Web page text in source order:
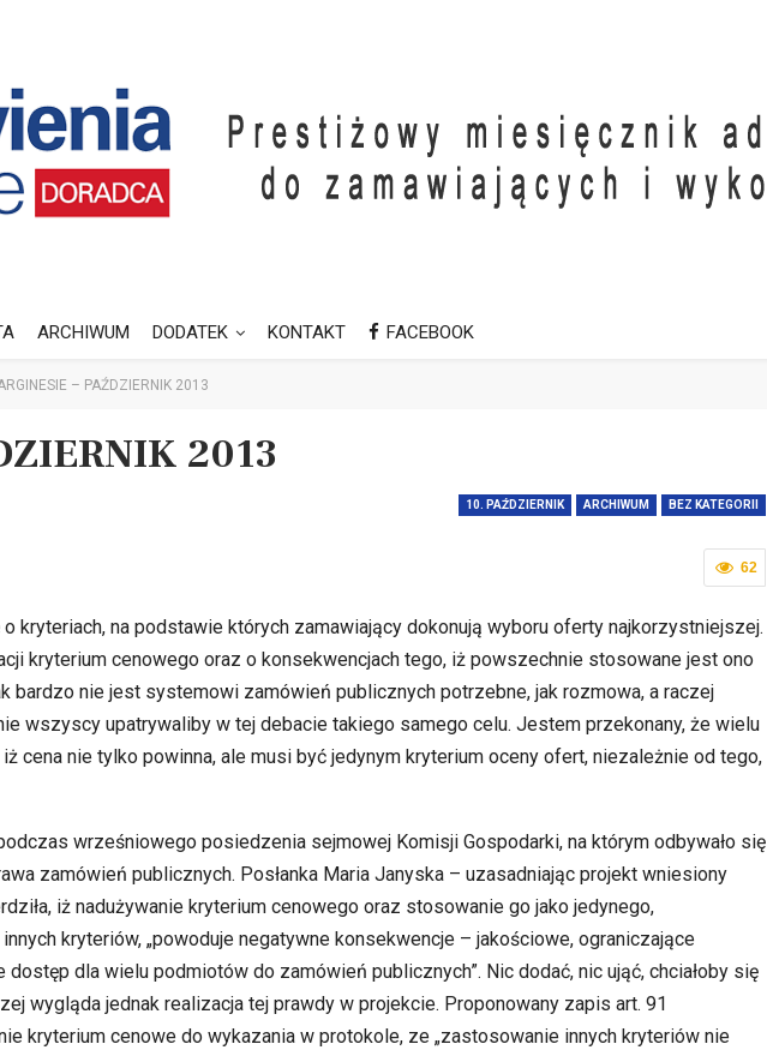
ARCHIWUM DODATEK KONTAKT FACEBOOK
– PAŹDZIERNIK 2013
2013
10. PAŹDZIERNIK ARCHIWUM BEZ KATEGORII
62
kryteriach, na podstawie których zamawiający dokonują wyboru oferty najkorzystniejszej.
kryterium cenowego oraz o konsekwencjach tego, iż powszechnie stosowane jest ono
bardzo nie jest systemowi zamówień publicznych potrzebne, jak rozmowa, a raczej
wszyscy upatrywaliby w tej debacie takiego samego celu. Jestem przekonany, że wielu
cena nie tylko powinna, ale musi być jedynym kryterium oceny ofert, niezależnie od tego,
wrześniowego posiedzenia sejmowej Komisji Gospodarki, na którym odbywało się
zamówień publicznych. Posłanka Maria Janyska – uzasadniając projekt wniesiony
iż nadużywanie kryterium cenowego oraz stosowanie go jako jedynego,
kryteriów, „powoduje negatywne konsekwencje – jakościowe, ograniczające
dla wielu podmiotów do zamówień publicznych”. Nic dodać, nic ująć, chciałoby się
wygląda jednak realizacja tej prawdy w projekcie. Proponowany zapis art. 91
kryterium cenowe do wykazania w protokole, ze „zastosowanie innych kryteriów nie